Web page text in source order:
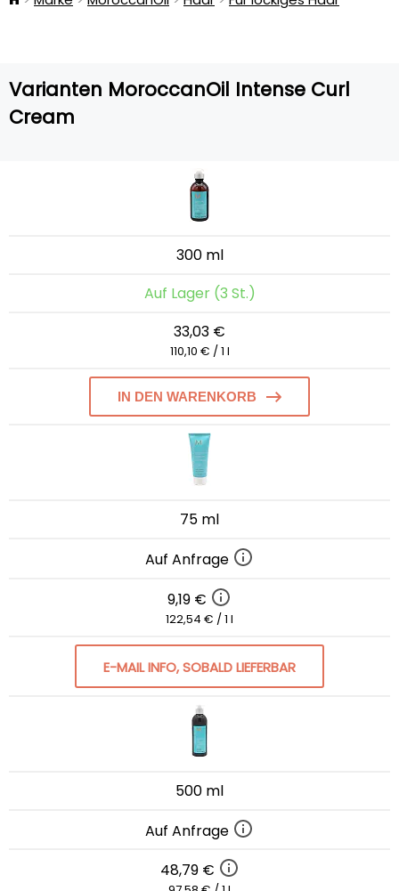
Varianten MoroccanOil Intense Curl
Cream
300 ml
Auf Lager (3 St.)
33,03 €
110,10 € / 1 l
IN DEN WARENKORB
75 ml
Auf Anfrage
9,19 €
122,54 € / 1 l
E-MAIL INFO, SOBALD LIEFERBAR
500 ml
Auf Anfrage
48,79 €